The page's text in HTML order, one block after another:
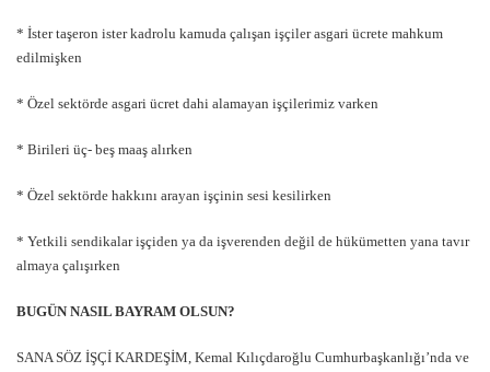
* İster taşeron ister kadrolu kamuda çalışan işçiler asgari ücrete mahkum
edilmişken
* Özel sektörde asgari ücret dahi alamayan işçilerimiz varken
* Birileri üç- beş maaş alırken
* Özel sektörde hakkını arayan işçinin sesi kesilirken
* Yetkili sendikalar işçiden ya da işverenden değil de hükümetten yana tavır
almaya çalışırken
BUGÜN NASIL BAYRAM OLSUN?
SANA SÖZ İŞÇİ KARDEŞİM, Kemal Kılıçdaroğlu Cumhurbaşkanlığı’nda ve